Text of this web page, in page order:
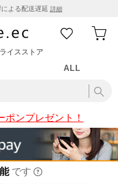
よる配送遅延 詳細
イスストア
ALL
ポンプレゼント！
です